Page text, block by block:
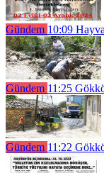
Gündem 10:09
Gündem 11:25
Gündem 11:22